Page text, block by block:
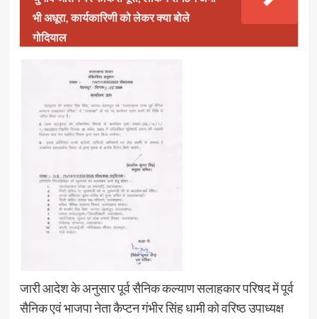
भी अधूरा, कार्यकारिणी को लेकर क्या बोले
गोदियाल
जारी आदेश के अनुसार पूर्व सैनिक कल्याण सलाहकार परिषद में पूर्व
सैनिक एवं भाजपा नेता कैप्टन गंभीर सिंह धामी को वरिष्ठ उपाध्यक्ष